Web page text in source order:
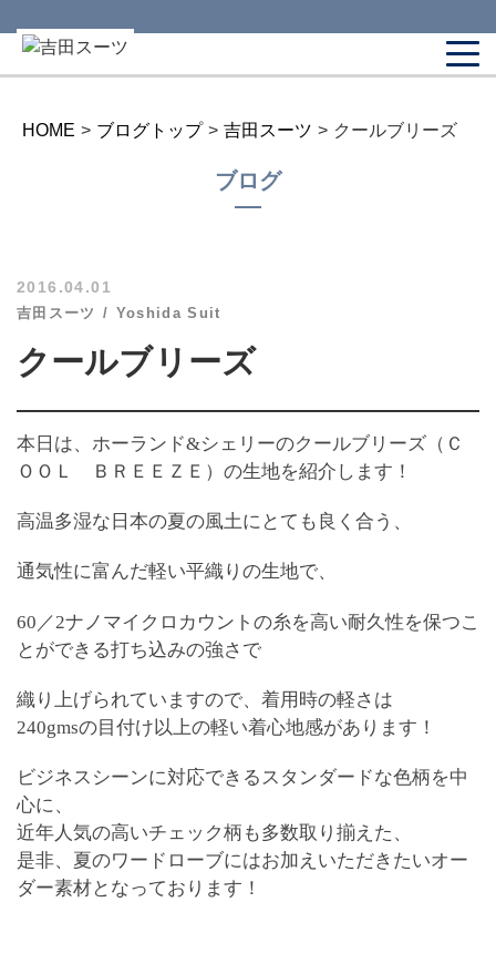
HOME > ブログトップ > 吉田スーツ > クールブリーズ
ブログ
2016.04.01
吉田スーツ Yoshida Suit
クールブリーズ
本日は、ホーランド&シェリーのクールブリーズ （Ｃ
ＯＯＬ ＢＲＥＥＺＥ）の生地を紹介します！
高温多湿な日本の夏の風土にとても良く合う、
通気性に富んだ軽い平織りの生地で、
60／2ナノマイクロカウントの糸を高い耐久性を保つこ
とができる打ち込みの強さで
織り上げられていますので、着用時の軽さは
240gmsの目付け以上の軽い着心地感があります！
ビジネスシーンに対応できるスタンダードな色柄を中
心に、
近年人気の高いチェック柄も多数取り揃えた、
是非、夏のワードローブにはお加えいただきたいオー
ダー素材となっております！